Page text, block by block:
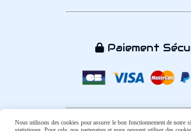
Paiement
Nous utilisons des cookies pour assurer le bon fonctionnement de notre